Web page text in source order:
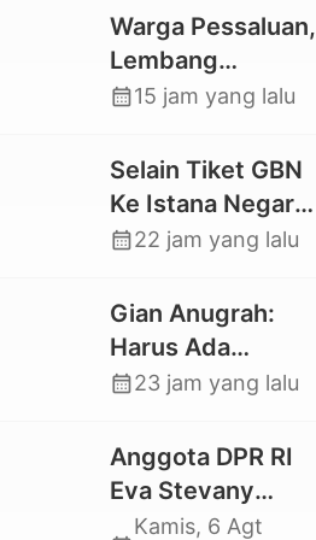
Warga Pessaluan,
Lembang
Gandangbatu
Jalan Kabupaten
calendar_month15 jam yang lalu
Selain Tiket GBN
Ke Istana Negara,
Mahasiswa UKI
juga Lolos ke
Pekan Seni
Mahasiswa
calendar_month22 jam yang lalu
Gian Anugrah:
Harus Ada
Kepastian Hukum
Agar Keluarga
tidak Larut dalam
Trauma dan
calendar_month23 jam yang lalu
Anggota DPR RI
Eva Stevany
Rataba Salurkan
Kamis, 6 Agt